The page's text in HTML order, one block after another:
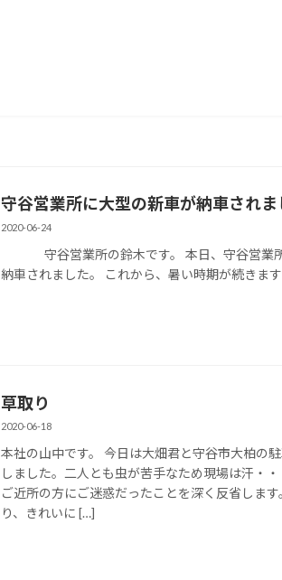
守谷営業所に大型の新車が納車されま
2020-06-24
守谷営業所の鈴木です。 本日、守谷営業所
納車されました。 これから、暑い時期が続きま
草取り
2020-06-18
本社の山中です。 今日は大畑君と守谷市大柏の
しました。二人とも虫が苦手なため現場は汗・
ご近所の方にご迷惑だったことを深く反省しま
り、きれいに […]